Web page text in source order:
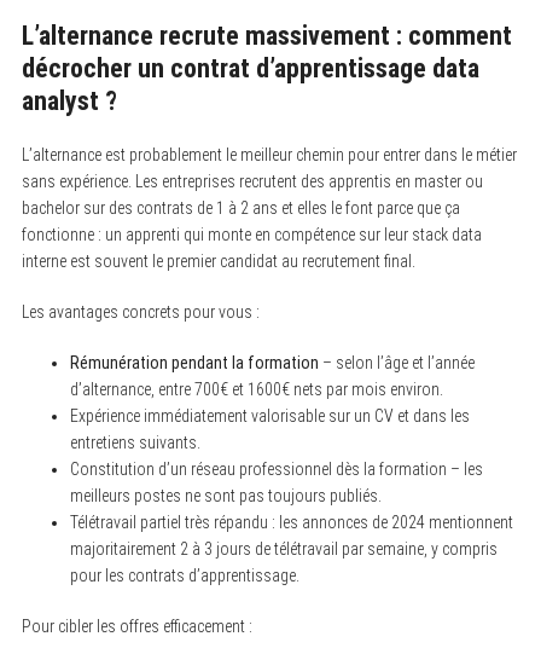
L’alternance recrute massivement : comment
décrocher un contrat d’apprentissage data
analyst ?
L’alternance est probablement le meilleur chemin pour entrer dans le métier
sans expérience. Les entreprises recrutent des apprentis en master ou
bachelor sur des contrats de 1 à 2 ans et elles le font parce que ça
fonctionne : un apprenti qui monte en compétence sur leur stack data
interne est souvent le premier candidat au recrutement final.
Les avantages concrets pour vous :
Rémunération pendant la formation – selon l’âge et l’année
d’alternance, entre 700€ et 1600€ nets par mois environ.
Expérience immédiatement valorisable sur un CV et dans les
entretiens suivants.
Constitution d’un réseau professionnel dès la formation – les
meilleurs postes ne sont pas toujours publiés.
Télétravail partiel très répandu : les annonces de 2024 mentionnent
majoritairement 2 à 3 jours de télétravail par semaine, y compris
pour les contrats d’apprentissage.
Pour cibler les offres efficacement :
e
r
h
: